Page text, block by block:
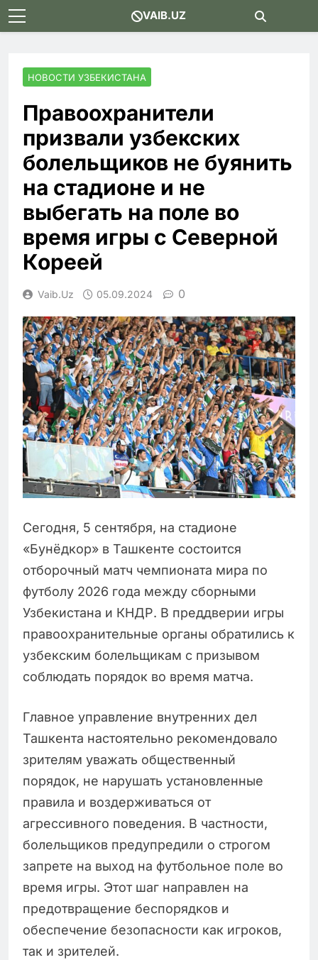
Skip
to
VAIB.UZ
НОВОСТИ УЗБЕКИСТАНА
Правоохранители
призвали узбекских
болельщиков не буянить
на стадионе и не
выбегать на поле во
время игры с Северной
Кореей
Vaib.uz 05.09.2024 0
Сегодня, 5 сентября, на стадионе
«Бунёдкор» в Ташкенте состоится
отборочный матч чемпионата мира по
футболу 2026 года между сборными
Узбекистана и КНДР. В преддверии игры
правоохранительные органы обратились к
узбекским болельщикам с призывом
соблюдать порядок во время матча.
Главное управление внутренних дел
Ташкента настоятельно рекомендовало
зрителям уважать общественный
порядок, не нарушать установленные
правила и воздерживаться от
агрессивного поведения. В частности,
болельщиков предупредили о строгом
запрете на выход на футбольное поле во
время игры. Этот шаг направлен на
предотвращение беспорядков и
обеспечение безопасности как игроков,
так и зрителей.